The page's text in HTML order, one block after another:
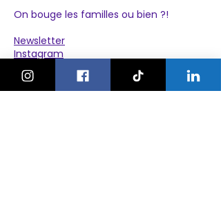
On bouge les familles ou bien ?!
Newsletter
Instagram
À propos